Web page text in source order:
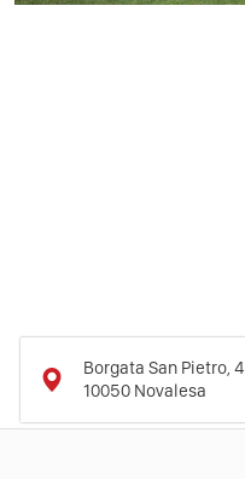
Borgata San Pietro, 4
10050 Novalesa